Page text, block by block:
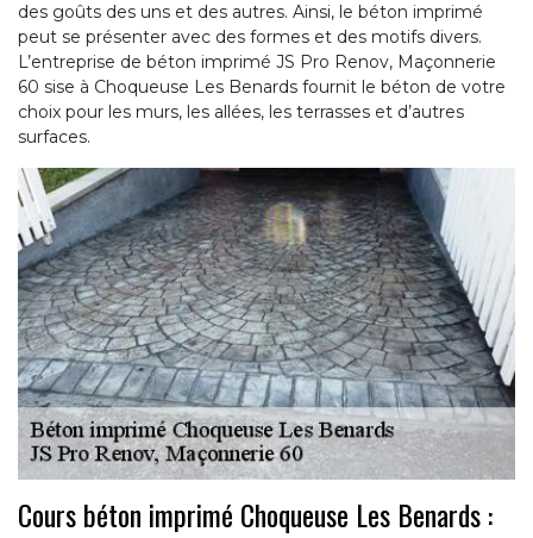
des goûts des uns et des autres. Ainsi, le béton imprimé
peut se présenter avec des formes et des motifs divers.
L’entreprise de béton imprimé JS Pro Renov, Maçonnerie
60 sise à Choqueuse Les Benards fournit le béton de votre
choix pour les murs, les allées, les terrasses et d’autres
surfaces.
Cours béton imprimé Choqueuse Les Benards :